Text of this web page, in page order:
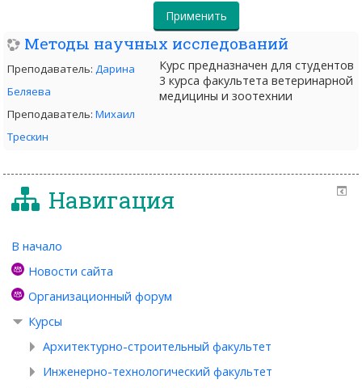
Применить
Методы научных исследований
Курс предназначен для студентов
3 курса факультета ветеринарной
медицины и зоотехнии
Преподаватель:Дарина
Беляева
Преподаватель:Михаил
Трескин
Навигация
В начало
Новости сайта
Организационный форум
Курсы
Архитектурно-строительный факультет
Инженерно-технологический факультет